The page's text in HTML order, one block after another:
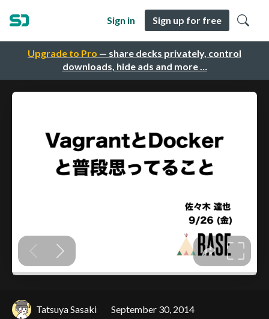
Upgrade to Pro — share decks privately, control
downloads, hide ads and more …
Sign in Sign up for free
Tatsuya Sasaki September 30, 2014